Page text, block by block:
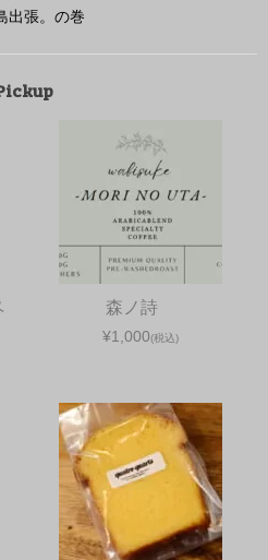
出張。の巻
森ノ詩
¥1,000(税込)